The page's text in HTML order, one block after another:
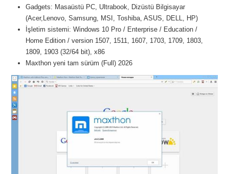
Gadgets: Masaüstü PC, Ultrabook, Dizüstü Bilgisayar
(Acer,Lenovo, Samsung, MSI, Toshiba, ASUS, DELL, HP)
İşletim sistemi: Windows 10 Pro / Enterprise / Education /
Home Edition / version 1507, 1511, 1607, 1703, 1709, 1803,
1809, 1903 (32/64 bit), x86
Maxthon yeni tam sürüm (Full) 2026